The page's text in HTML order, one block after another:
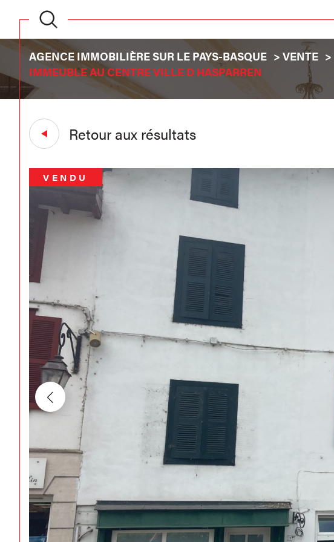
AGENCE IMMOBILIÈRE SUR LE PAYS-BASQUE VENTE
IMMEUBLE AU CENTRE VILLE D HASPARREN
Retour aux résultats
VENDU